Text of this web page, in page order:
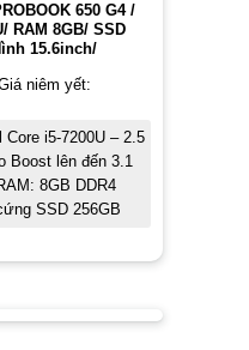
650 G4 /
RAM 8GB/ SSD
15.6inch/
niêm yết:
i5-7200U – 2.5
Boost lên đến 3.1
8GB DDR4
SSD 256GB